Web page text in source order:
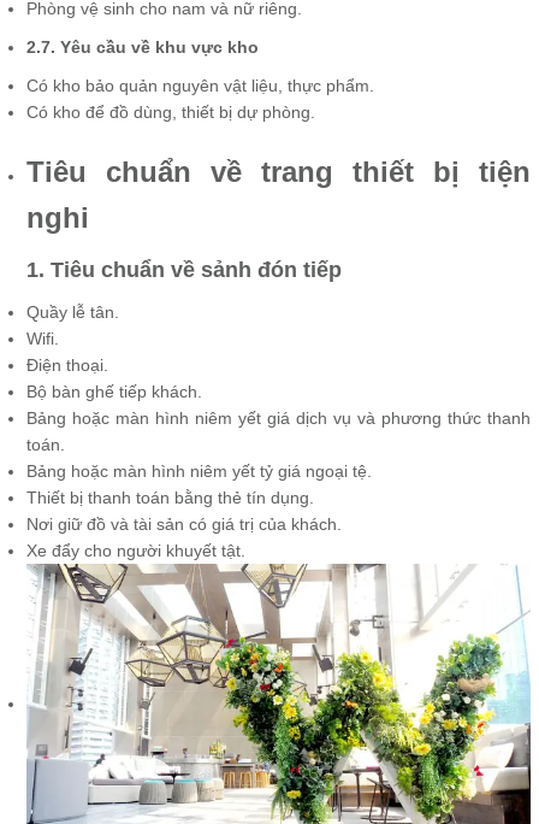
Phòng vệ sinh cho nam và nữ riêng.
2.7. Yêu cầu về khu vực kho
Có kho bảo quản nguyên vật liệu, thực phẩm.
Có kho để đồ dùng, thiết bị dự phòng.
Tiêu chuẩn về trang thiết bị tiện
nghi
1. Tiêu chuẩn về sảnh đón tiếp
Quầy lễ tân.
Wifi.
Điện thoại.
Bộ bàn ghế tiếp khách.
Bảng hoặc màn hình niêm yết giá dịch vụ và phương thức thanh
toán.
Bảng hoặc màn hình niêm yết tỷ giá ngoại tệ.
Thiết bị thanh toán bằng thẻ tín dụng.
Nơi giữ đồ và tài sản có giá trị của khách.
Xe đẩy cho người khuyết tật.